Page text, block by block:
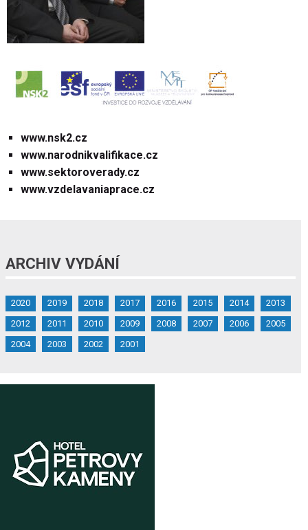
www.nsk2.cz
www.narodnikvalifikace.cz
www.sektoroverady.cz
www.vzdelavaniaprace.cz
ARCHIV VYDÁNÍ
2020 2019 2018 2017 2016 2015 2014
2013
2012
2011 2010 2009 2008 2007 2006
2005
2004
2003 2002 2001